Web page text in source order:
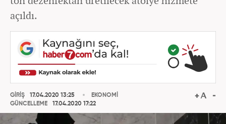
açıldı.
GİRİŞ
17.04.2020 13:25
GÜNCELLEME
17.04.2020 17:22
EKONOMİ